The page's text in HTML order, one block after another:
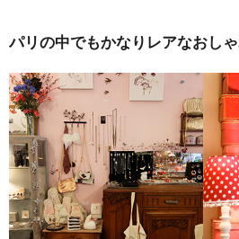
パリの中でもかなりレアなおし